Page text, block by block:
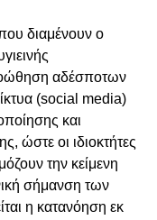
διαμένουν ο
αδέσποτων
(social media)
και
ώστε οι ιδιοκτήτες
την κείμενη
σήμανση των
η κατανόηση εκ